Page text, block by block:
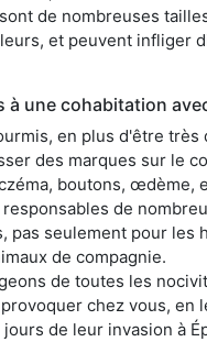
de nombreuses
et peuvent infliger
à une cohabitation
en plus d'être très
des marques sur le
boutons, œdème,
de
pas seulement pour les
de compagnie.
de toutes les
chez vous, en
de leur invasion à